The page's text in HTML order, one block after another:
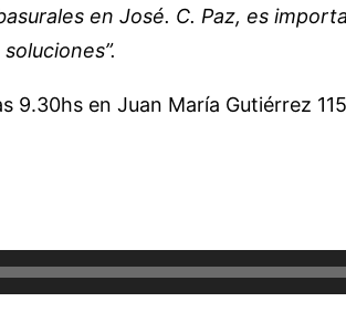
en José. C. Paz, es
en Juan María Gutiérrez